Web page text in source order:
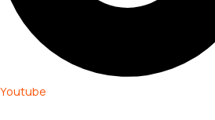
Youtube